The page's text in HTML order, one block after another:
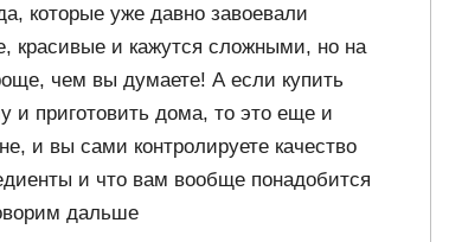
которые уже давно завоевали
красивые и кажутся сложными, но на
чем вы думаете! А если купить
и приготовить дома, то это еще и
и вы сами контролируете качество
и что вам вообще понадобится
дальше